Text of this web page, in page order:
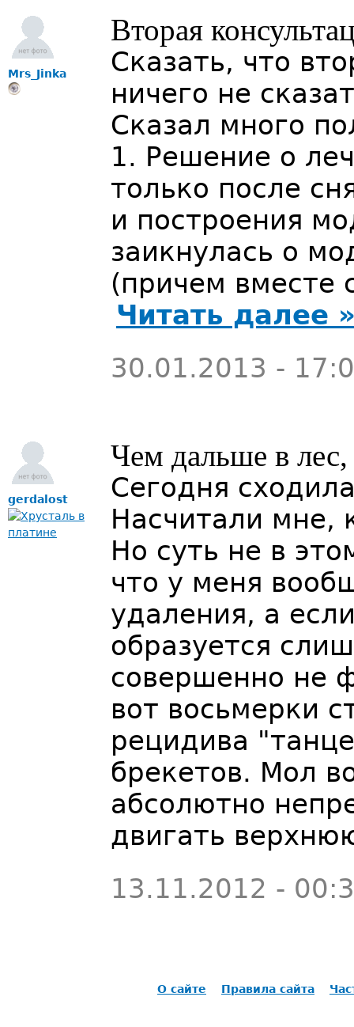
Mrs_Jinka
Вторая
Сказать, что
ничего не
Сказал много
1. Решение о
только после
и построения
заикнулась о
(причем вместе
Читать далее
30.01.2013 -
gerdalost
Чем дальше в
Сегодня
Насчитали мне,
Но суть не в
что у меня
удаления, а
образуется
совершенно не
вот восьмерки
рецидива
брекетов. Мол
абсолютно
двигать
13.11.2012 -
О сайте Правила сайта